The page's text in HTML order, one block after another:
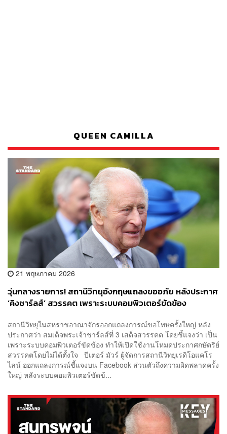
QUEEN CAMILLA
21 พฤษภาคม 2026
วุ่นกลางรายการ! สถานีวิทยุอังกฤษแถลงขออภัย หลังประกาศ
‘คิงชาร์ลส์’ สวรรคต เพราะระบบคอมพิวเตอร์ขัดข้อง
สถานีวิทยุในสหราชอาณาจักรออกแถลงการณ์ขอโทษครั้งใหญ่ หลัง
ประกาศว่า สมเด็จพระเจ้าชาร์ลส์ที่ 3 เสด็จสวรรคต โดยชี้แจงว่า เป็น
เพราะระบบคอมพิวเตอร์ขัดข้อง ทำให้เปิดใช้งานโหมดประกาศกษัตริย์
สวรรคตโดยไม่ได้ตั้งใจ ปีเตอร์ มัวร์ ผู้จัดการสถานีวิทยุเรดิโอแคโร
ไลน์ ออกแถลงการณ์ชี้แจงบน Facebook ส่วนตัวถึงความผิดพลาดครั้ง
ใหญ่ หลังระบบคอมพิวเตอร์ขัดข้...